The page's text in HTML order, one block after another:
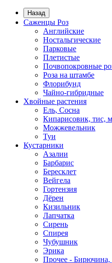
Назад
Саженцы Роз
Английские
Ностальгические
Парковые
Плетистые
Почвопокровные
Роза на штамбе
Флорибунд
Чайно-гибридные
Хвойные растения
Ель, Сосна
Кипарисовик, тис,
Можжевельник
Туи
Кустарники
Азалии
Барбарис
Бересклет
Вейгела
Гортензия
Дёрен
Кизильник
Лапчатка
Сирень
Спирея
Чубушник
Эрика
Прочее -